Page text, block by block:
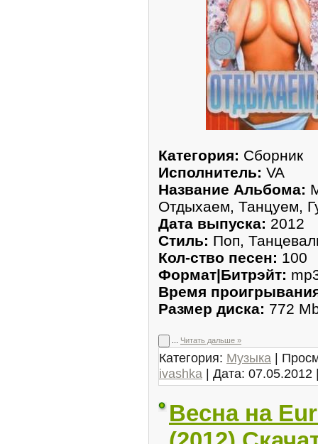
Категория: Сборник
Исполнитель: VA
Название Альбома:
Отдыхаем, Танцуем,
Дата выпуска: 2012
Стиль: Поп,
Кол-ство песен: 100
Формат|Битрэйт:
Время
Размер диска: 772
Читать дальше »
Категория: Музыка |
ivashka | Дата: 07.05.2012
Весна на